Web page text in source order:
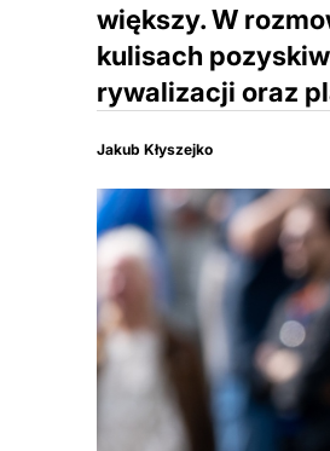
większy. W
kulisach
rywalizacji oraz
Jakub Kłyszejko